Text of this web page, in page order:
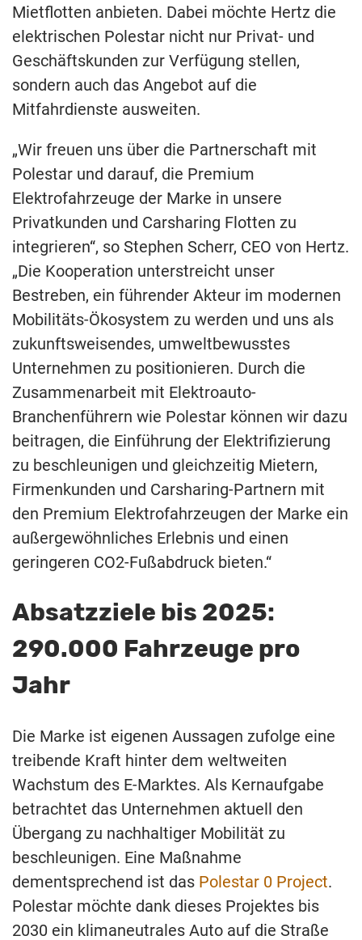
Mietflotten anbieten. Dabei möchte Hertz die
elektrischen Polestar nicht nur Privat- und
Geschäftskunden zur Verfügung stellen,
sondern auch das Angebot auf die
Mitfahrdienste ausweiten.
„Wir freuen uns über die Partnerschaft mit
Polestar und darauf, die Premium
Elektrofahrzeuge der Marke in unsere
Privatkunden und Carsharing Flotten zu
integrieren“, so Stephen Scherr, CEO von Hertz.
„Die Kooperation unterstreicht unser
Bestreben, ein führender Akteur im modernen
Mobilitäts-Ökosystem zu werden und uns als
zukunftsweisendes, umweltbewusstes
Unternehmen zu positionieren. Durch die
Zusammenarbeit mit Elektroauto-
Branchenführern wie Polestar können wir dazu
beitragen, die Einführung der Elektrifizierung
zu beschleunigen und gleichzeitig Mietern,
Firmenkunden und Carsharing-Partnern mit
den Premium Elektrofahrzeugen der Marke ein
außergewöhnliches Erlebnis und einen
geringeren CO2-Fußabdruck bieten.“
Absatzziele bis 2025:
290.000 Fahrzeuge pro
Jahr
Die Marke ist eigenen Aussagen zufolge eine
treibende Kraft hinter dem weltweiten
Wachstum des E-Marktes. Als Kernaufgabe
betrachtet das Unternehmen aktuell den
Übergang zu nachhaltiger Mobilität zu
beschleunigen. Eine Maßnahme
dementsprechend ist das Polestar 0 Project.
Polestar möchte dank dieses Projektes bis
2030 ein klimaneutrales Auto auf die Straße